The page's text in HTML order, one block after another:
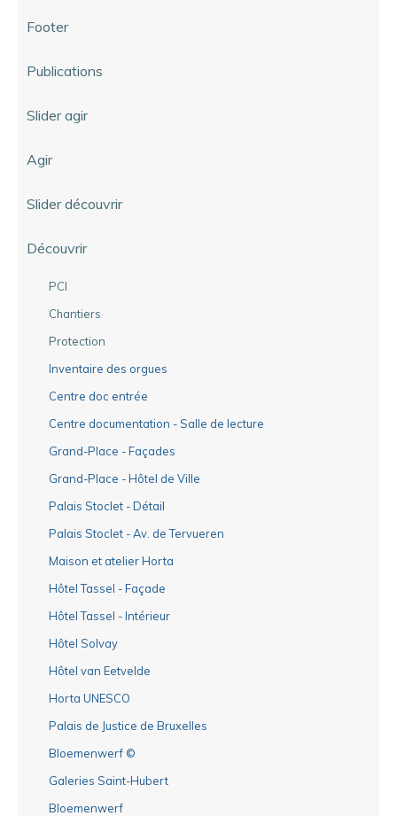
Footer
Publications
Slider agir
Agir
Slider découvrir
Découvrir
PCI
Chantiers
Protection
Inventaire des orgues
Centre doc entrée
Centre documentation - Salle de lecture
Grand-Place - Façades
Grand-Place - Hôtel de Ville
Palais Stoclet - Détail
Palais Stoclet - Av. de Tervueren
Maison et atelier Horta
Hôtel Tassel - Façade
Hôtel Tassel - Intérieur
Hôtel Solvay
Hôtel van Eetvelde
Horta UNESCO
Palais de Justice de Bruxelles
Bloemenwerf ©
Galeries Saint-Hubert
Bloemenwerf